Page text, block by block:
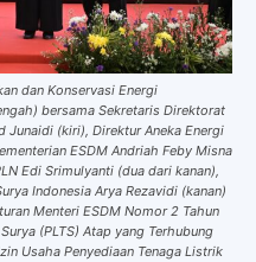
dan Konservasi Energi
bersama Sekretaris Direktorat
Junaidi (kiri), Direktur Aneka Energi
ESDM Andriah Feby Misna
Edi Srimulyanti (dua dari kanan),
Indonesia Arya Rezavidi (kanan)
Menteri ESDM Nomor 2 Tahun
(PLTS) Atap yang Terhubung
Usaha Penyediaan Tenaga Listrik